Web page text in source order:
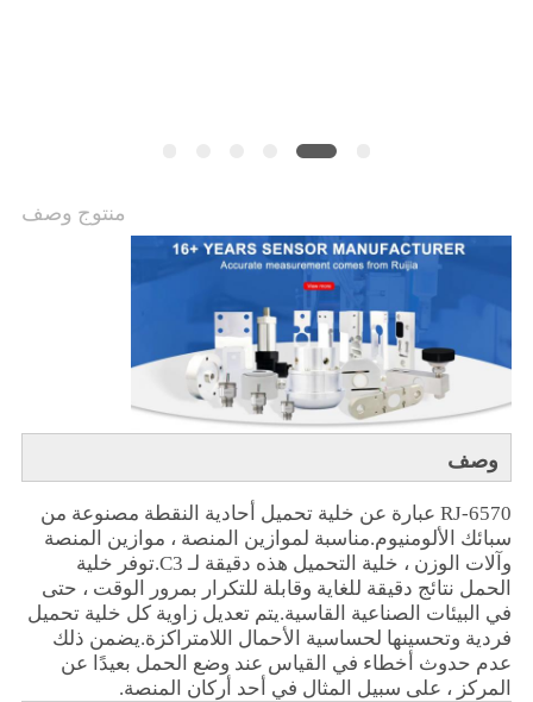
منتوج وصف
وصف
RJ-6570 عبارة عن خلية تحميل أحادية النقطة مصنوعة من
سبائك الألومنيوم.مناسبة لموازين المنصة ، موازين المنصة
وآلات الوزن ، خلية التحميل هذه دقيقة لـ C3.توفر خلية
الحمل نتائج دقيقة للغاية وقابلة للتكرار بمرور الوقت ، حتى
في البيئات الصناعية القاسية.يتم تعديل زاوية كل خلية تحميل
فردية وتحسينها لحساسية الأحمال اللامتراكزة.يضمن ذلك
عدم حدوث أخطاء في القياس عند وضع الحمل بعيدًا عن
المركز ، على سبيل المثال في أحد أركان المنصة.